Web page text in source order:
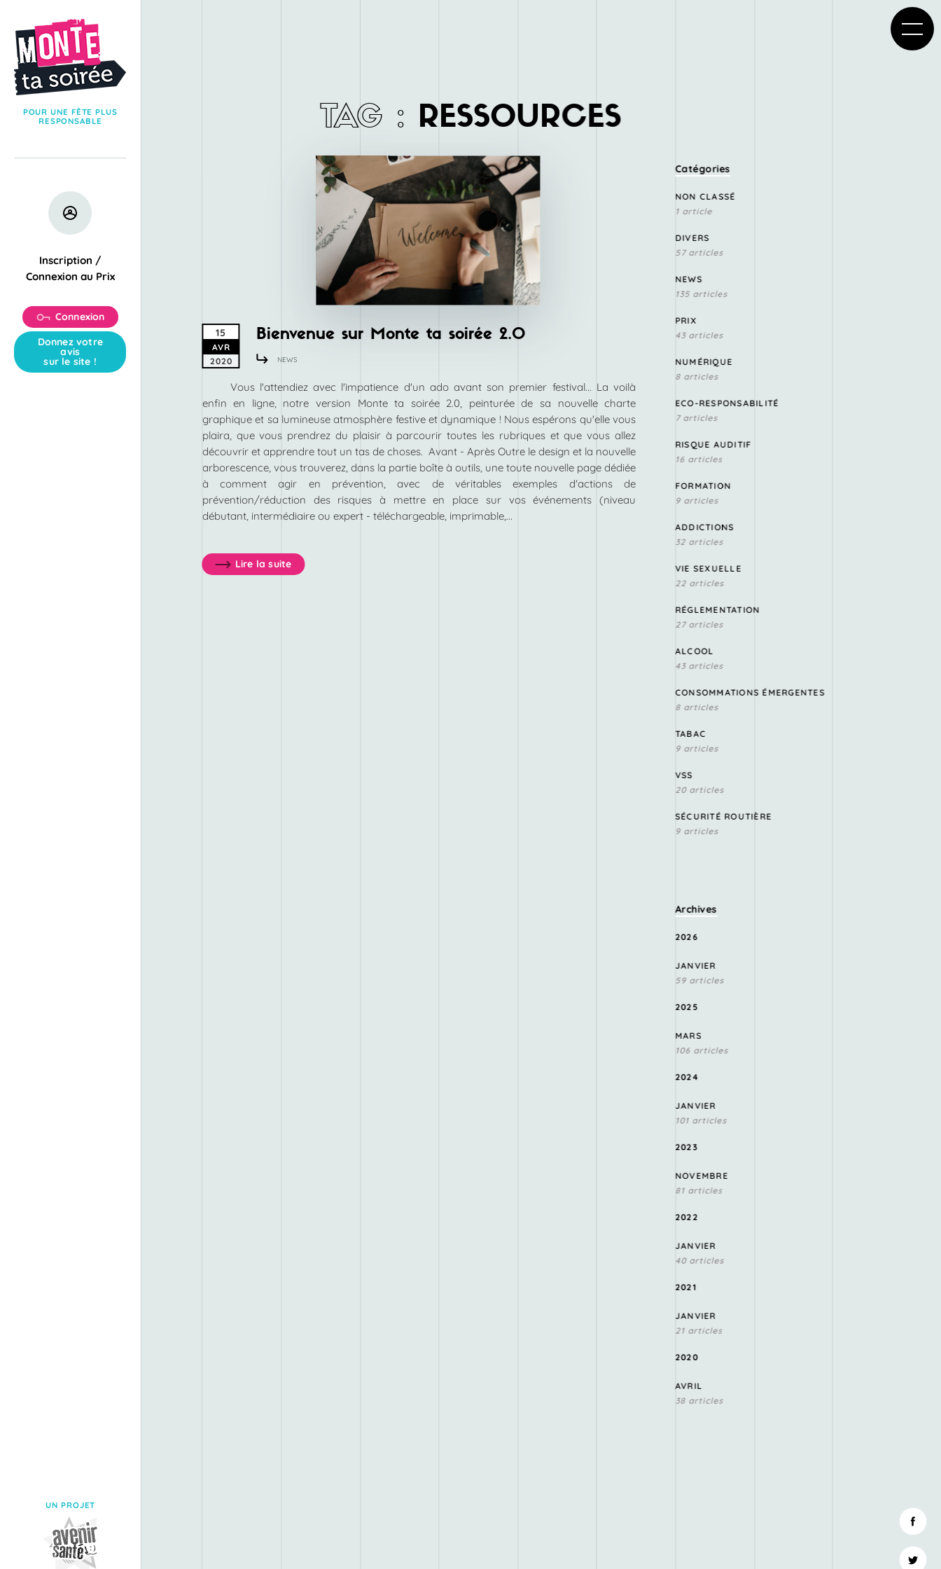
POUR UNE FÊTE PLUS
RESPONSABLE
UN PROJET
Inscription /
Connexion au Prix
Connexion
Donnez votre
avis
sur le site !
TAG : RESSOURCES
15
AVR
2020
Bienvenue sur Monte ta soirée 2.0
NEWS
Vous l'attendiez avec l'impatience d'un ado avant son premier festival... La voilà
enfin en ligne, notre version Monte ta soirée 2.0, peinturée de sa nouvelle charte
graphique et sa lumineuse atmosphère festive et dynamique ! Nous espérons qu'elle vous
plaira, que vous prendrez du plaisir à parcourir toutes les rubriques et que vous allez
découvrir et apprendre tout un tas de choses. Avant - Après Outre le design et la nouvelle
arborescence, vous trouverez, dans la partie boîte à outils, une toute nouvelle page dédiée
à comment agir en prévention, avec de véritables exemples d'actions de
prévention/réduction des risques à mettre en place sur vos événements (niveau
débutant, intermédiaire ou expert - téléchargeable, imprimable,...
Lire la suite
Catégories
NON CLASSÉ
1 article
DIVERS
57 articles
NEWS
135 articles
PRIX
43 articles
NUMÉRIQUE
8 articles
ECO-RESPONSABILITÉ
7 articles
RISQUE AUDITIF
16 articles
FORMATION
9 articles
ADDICTIONS
32 articles
VIE SEXUELLE
22 articles
RÉGLEMENTATION
27 articles
ALCOOL
43 articles
CONSOMMATIONS ÉMERGENTES
8 articles
TABAC
9 articles
VSS
20 articles
SÉCURITÉ ROUTIÈRE
9 articles
Archives
2026
JANVIER
59 articles
2025
MARS
106 articles
2024
JANVIER
101 articles
2023
NOVEMBRE
81 articles
2022
JANVIER
40 articles
2021
JANVIER
21 articles
2020
AVRIL
38 articles